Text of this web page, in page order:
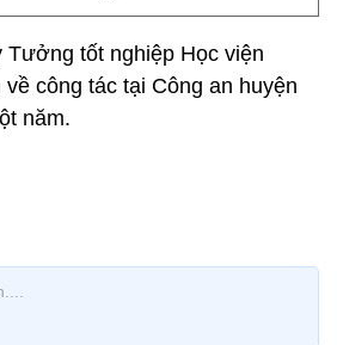
tốt nghiệp Học viện
công tác tại Công an huyện
năm.